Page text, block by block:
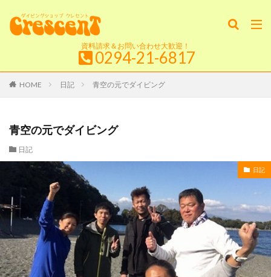
資料請求＆お問い合わせ大歓迎！
0294-21-6817
HOME 日記 青空の元でダイビング
青空の元でダイビング
日記
日記